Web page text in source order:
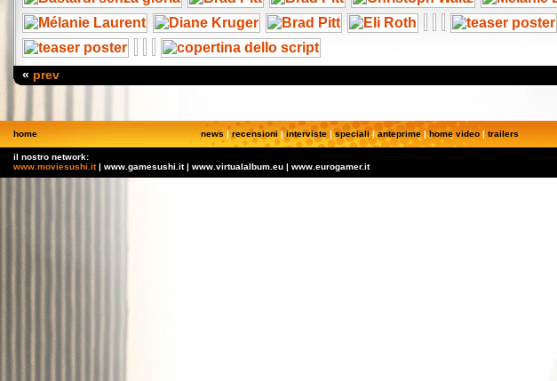
« prev
home news | recensioni |interviste|speciali|anteprime|home video| trailers
il nostro network:
www.moviesushi.it| www.gamesushi.it | www.virtualalbum.eu | www.eurogamer.it